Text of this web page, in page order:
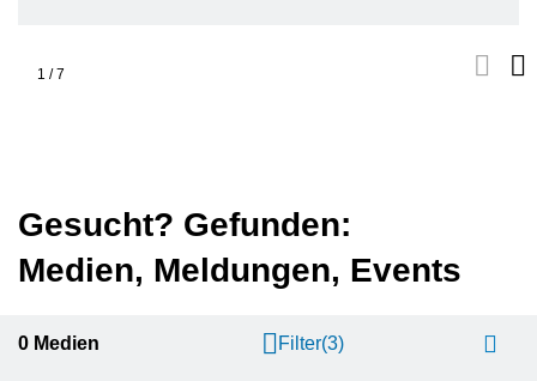
1 /7
Gesucht? Gefunden:
Medien, Meldungen, Events
0 Medien Filter(3)